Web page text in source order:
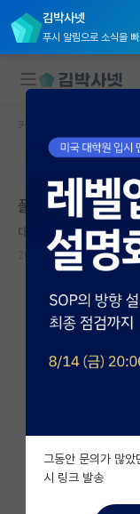
김박사넷
푸시 알림으로 소식을 빠
대학원생 모집
국내대학원 정보
연구실&오픈랩
커뮤니티
커뮤니티 홈
전체글보기
베스트 게시판
자유 게시판(아
미국 유학 게시판
미국 대학원 합
커뮤니티 홈
본문이 수정되지 않는
풀브라이트 대학원
대담한 마이클 패러데이
2026.05.19 0 601
그동안 문의가 많
시 링크 발송